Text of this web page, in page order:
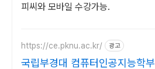
피씨와 모바일 수강가능.
https://ce.pknu.ac.kr/ 광고
국립부경대 컴퓨터인공지능학부